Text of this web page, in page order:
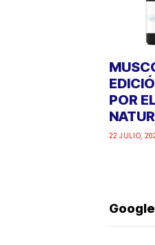
POR
22 JULIO,
Google